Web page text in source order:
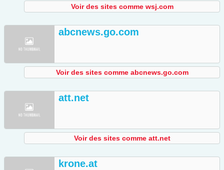
Voir des sites comme wsj.com
abcnews.go.com
Voir des sites comme abcnews.go.com
att.net
Voir des sites comme att.net
krone.at